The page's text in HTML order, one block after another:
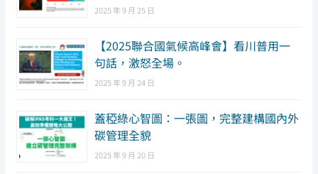
2025 年 9 月 25 日
【2025聯合國氣候高峰會】看川普用一
句話，激怒全場。
2025 年 9 月 24 日
蓋稏綠心智圖：一張圖，完整建構國內外
碳管理全貌
2025 年 9 月 20 日